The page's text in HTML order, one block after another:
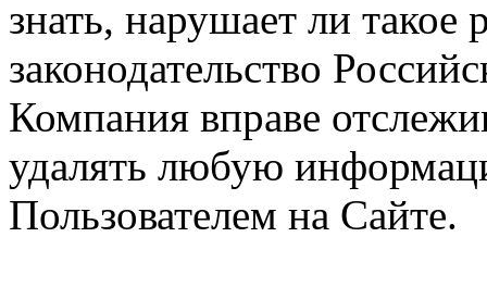
знать, нарушает ли
законодательство
Компания вправе
удалять любую
Пользователем на Сайте.